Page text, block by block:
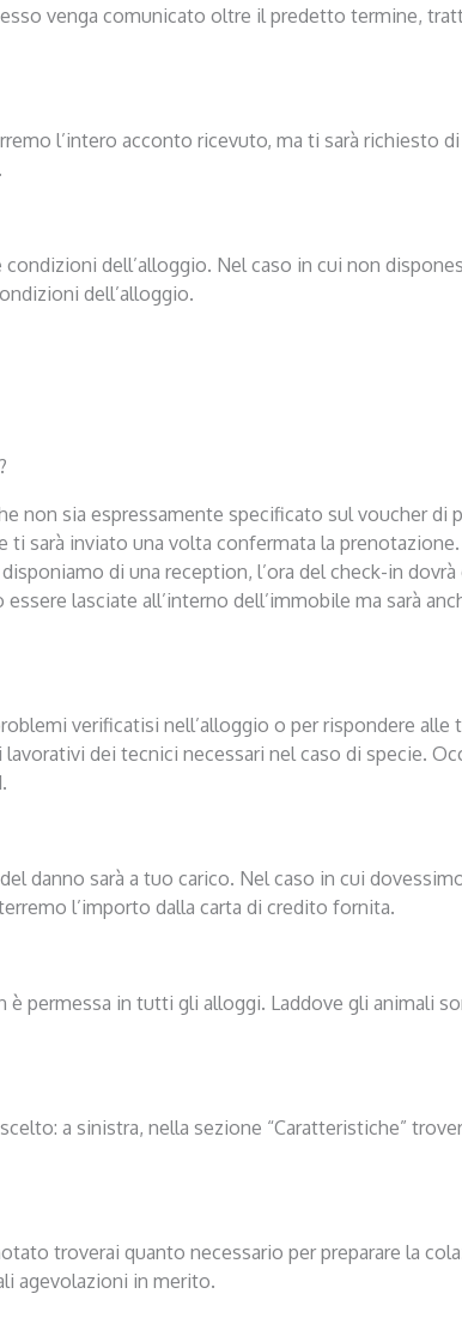
venga comunicato oltre il predetto termine,
l’intero acconto ricevuto, ma ti sarà richiesto
dell’alloggio. Nel caso in cui non
dell’alloggio.
non sia espressamente specificato sul voucher di
sarà inviato una volta confermata la
di una reception, l’ora del check-in
lasciate all’interno dell’immobile ma sarà
verificatisi nell’alloggio o per rispondere alle
dei tecnici necessari nel caso di specie.
danno sarà a tuo carico. Nel caso in cui
l’importo dalla carta di credito fornita.
permessa in tutti gli alloggi. Laddove gli animali
a sinistra, nella sezione “Caratteristiche”
troverai quanto necessario per preparare la
agevolazioni in merito.